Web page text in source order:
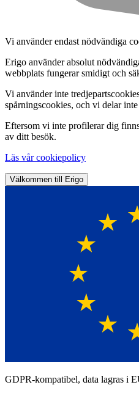
Vi använder endast nödvändiga
Erigo använder absolut
webbplats fungerar smidigt och
Vi använder inte
spårningscookies, och vi delar
Eftersom vi inte profilerar dig
av ditt besök.
Läs vår cookiepolicy
Välkommen till Erigo
GDPR-kompatibel, data lagras i